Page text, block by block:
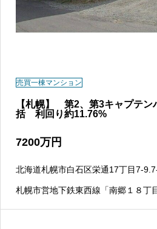
売買一棟マンション
【札幌】 第2、第3キャプテ
括 利回り約11.76%
7200万円
北海道札幌市白石区栄通17丁目7-
札幌市営地下鉄東西線「南郷１８丁